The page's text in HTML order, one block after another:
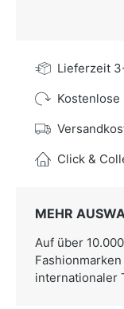
Lieferzeit
Kostenlose
Click &
MEHR
Auf über
internationaler